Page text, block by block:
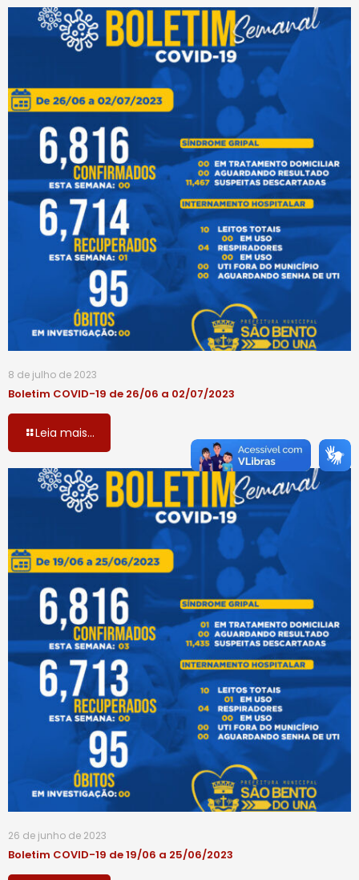
8 de julho de 2023
Boletim COVID-19 de 26/06 a 02/07/2023
Leia mais...
26 de junho de 2023
Boletim COVID-19 de 19/06 a 25/06/2023